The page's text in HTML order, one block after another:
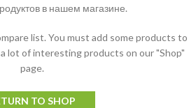
в нашем магазине.
list. You must add some products to
lot of interesting products on our "Shop"
page.
TO SHOP